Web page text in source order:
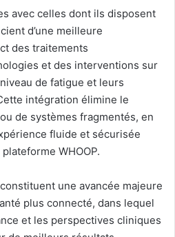
avec celles dont ils disposent
d’une meilleure
des traitements
et des interventions sur
de fatigue et leurs
intégration élimine le
de systèmes fragmentés, en
fluide et sécurisée
WHOOP.
une avancée majeure
plus connecté, dans lequel
et les perspectives cliniques